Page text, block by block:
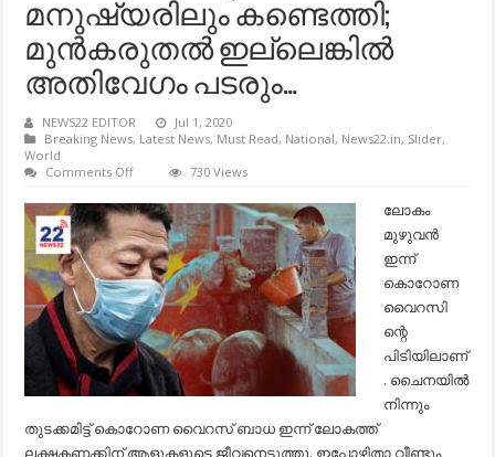
മനുഷ്യരിലും കണ്ടെത്തി;
മുൻകരുതൽ ഇല്ലെങ്കിൽ
അതിവേഗം പടരും…
NEWS22 EDITOR
Jul 1, 2020
Breaking News, Latest News, Must Read, National, News22.in, Slider,
World
Comments Offon
പുതിയ
വൈറസ്;
മനുഷ്യരിലും
കണ്ടെത്തി;
മുൻകരുതൽ
ഇല്ലെങ്കിൽ
അതിവേഗം
പടരും…
730 Views
ലോകം
മുഴുവന്‍ ​
ഇന്ന്‍
കൊറോണ
വൈറസി
ന്റെ
പിടിയിലാണ്
. ചൈനയില്‍
നിന്നും
തുടക്കമിട്ട് കൊറോണ വൈറസ് ബാധ ഇന്ന് ലോകത്ത്
ലക്ഷകണക്കിന് ആളുകളുടെ ജീവനെടുത്തു. ഇപ്പോഴിതാ വീണ്ടും